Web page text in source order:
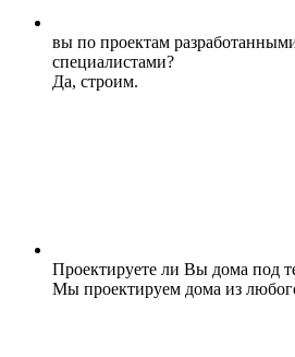
вы по проектам
специалистами?
Да, строим.
Проектируете ли Вы дома под
Мы проектируем дома из